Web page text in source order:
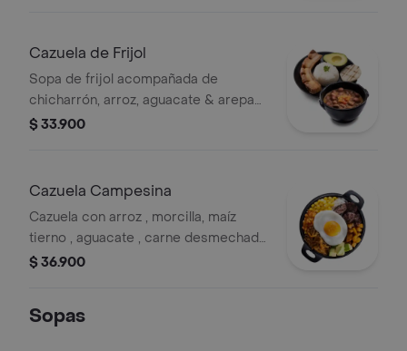
Cazuela de Frijol
Sopa de frijol acompañada de
chicharrón, arroz, aguacate & arepa
de pincho.
$ 33.900
Cazuela Campesina
Cazuela con arroz , morcilla, maíz
tierno , aguacate , carne desmechada
, plátano maduro & huevo .
$ 36.900
Sopas